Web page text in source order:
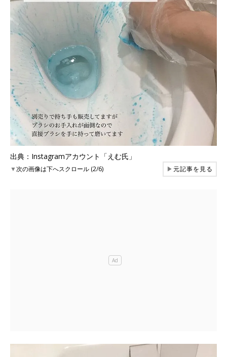
出典：Instagramアカウント「えむ氏」
▼次の画像は下へスクロール (2/6) ▶元記事を見る